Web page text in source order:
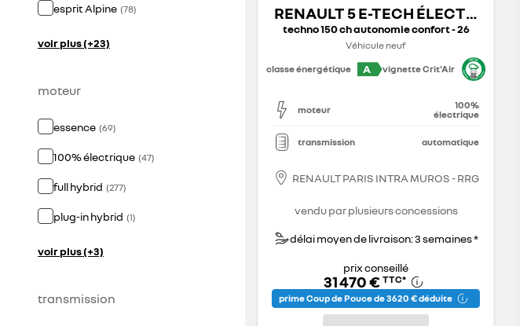
esprit Alpine (78)
voir plus (+23)
moteur
essence (69)
100% électrique (47)
full hybrid (277)
plug-in hybrid (1)
voir plus (+3)
transmission
RENAULT 5 E-TECH ÉLECTRIQUE
techno 150 ch autonomie confort - 26
Véhicule neuf
classe énergétique
A vignette Crit'Air
moteur
100%
électrique
transmission automatique
RENAULT PARIS INTRA MUROS - RRG
vendu par plusieurs concessions
délai moyen de livraison: 3 semaines *
prix conseillé
31 470 € TTC*
prime Coup de Pouce de 3 620 € déduite